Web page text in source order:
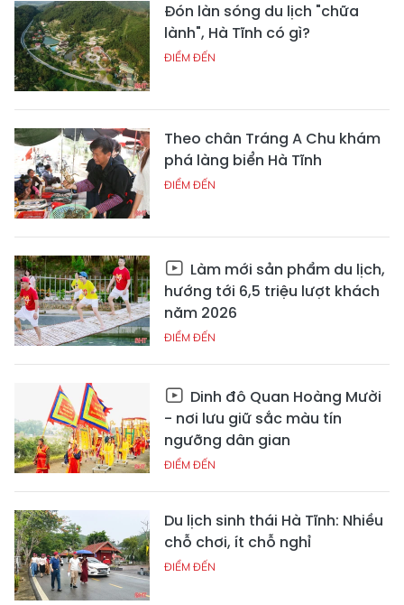
Đón làn sóng du lịch "chữa
lành", Hà Tĩnh có gì?
ĐIỂM ĐẾN
Theo chân Tráng A Chu khám
phá làng biển Hà Tĩnh
ĐIỂM ĐẾN
Làm mới sản phẩm du lịch,
hướng tới 6,5 triệu lượt khách
năm 2026
ĐIỂM ĐẾN
Dinh đô Quan Hoàng Mười
- nơi lưu giữ sắc màu tín
ngưỡng dân gian
ĐIỂM ĐẾN
Du lịch sinh thái Hà Tĩnh: Nhiều
chỗ chơi, ít chỗ nghỉ
ĐIỂM ĐẾN